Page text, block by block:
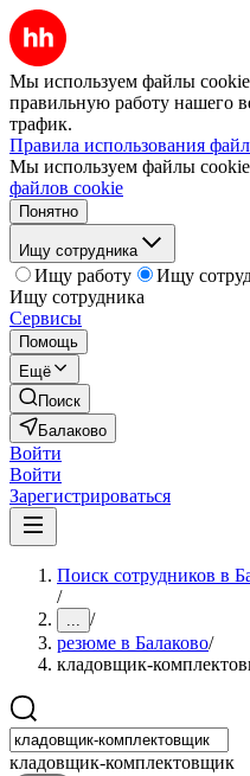
Мы используем файлы
правильную работу нашего
трафик.
Правила использования
Мы используем файлы
файлов cookie
Понятно
Ищу сотрудника
Ищу работу
Ищу
Ищу сотрудника
Сервисы
Помощь
Ещё
Поиск
Балаково
Войти
Войти
Зарегистрироваться
Поиск сотрудников в
/
... /
резюме в Балаково/
кладовщик-
кладовщик-комплектовщик